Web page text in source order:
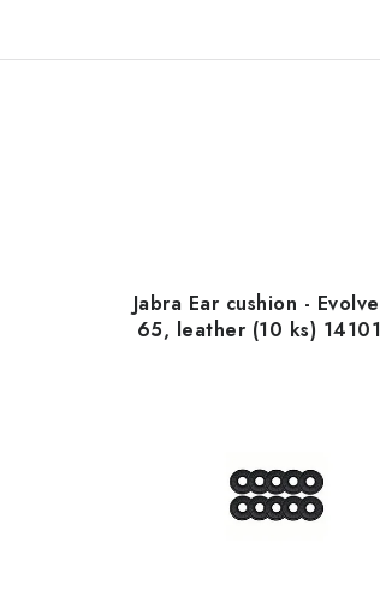
Jabra Ear cushion -
65, leather (10 ks)